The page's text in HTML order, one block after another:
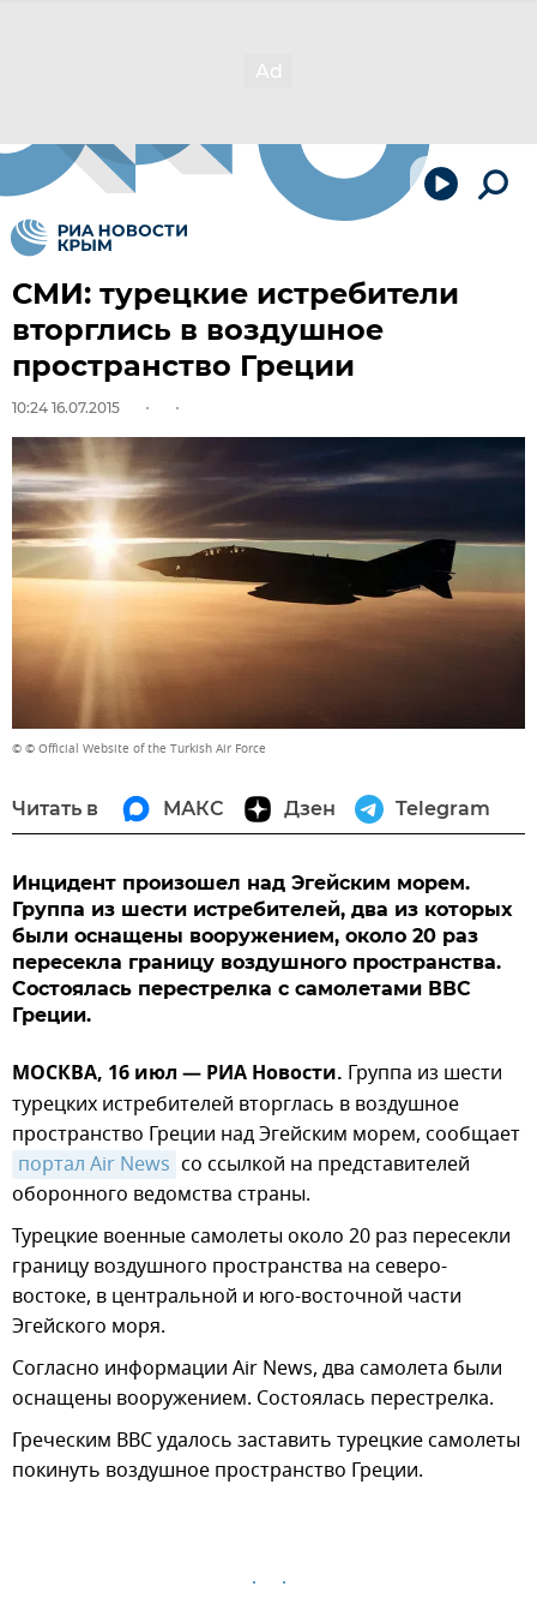
СМИ: турецкие истребители
вторглись в воздушное
пространство Греции
10:24 16.07.2015
© © Official Website of the Turkish Air Force
Читать в МАКС Дзен Telegram
Инцидент произошел над Эгейским морем.
Группа из шести истребителей, два из которых
были оснащены вооружением, около 20 раз
пересекла границу воздушного пространства.
Состоялась перестрелка с самолетами ВВС
Греции.
МОСКВА, 16 июл — РИА Новости. Группа из шести
турецких истребителей вторглась в воздушное
пространство Греции над Эгейским морем, сообщает
портал Air News со ссылкой на представителей
оборонного ведомства страны.
Турецкие военные самолеты около 20 раз пересекли
границу воздушного пространства на северо-
востоке, в центральной и юго-восточной части
Эгейского моря.
Согласно информации Air News, два самолета были
оснащены вооружением. Состоялась перестрелка.
Греческим ВВС удалось заставить турецкие самолеты
покинуть воздушное пространство Греции.